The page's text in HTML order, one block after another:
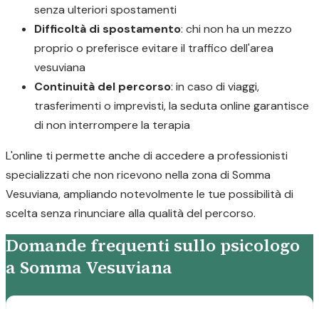
senza ulteriori spostamenti
Difficoltà di spostamento: chi non ha un mezzo
proprio o preferisce evitare il traffico dell'area
vesuviana
Continuità del percorso: in caso di viaggi,
trasferimenti o imprevisti, la seduta online garantisce
di non interrompere la terapia
L'online ti permette anche di accedere a professionisti
specializzati che non ricevono nella zona di Somma
Vesuviana, ampliando notevolmente le tue possibilità di
scelta senza rinunciare alla qualità del percorso.
Domande frequenti sullo psicologo
a Somma Vesuviana